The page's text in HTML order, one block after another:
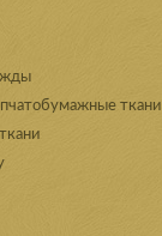
ткани